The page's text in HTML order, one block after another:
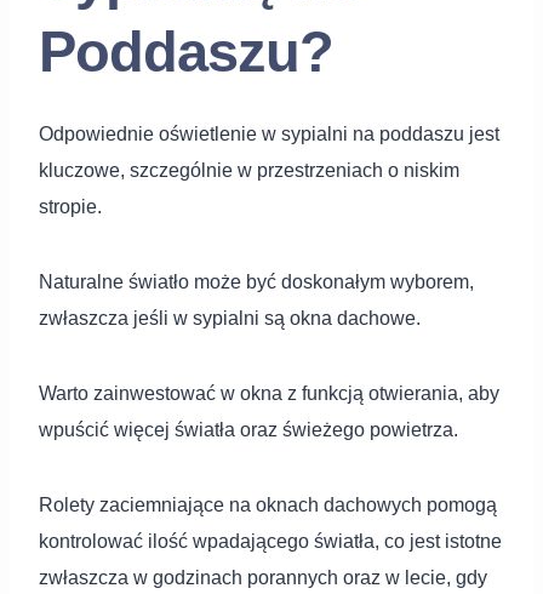
Poddaszu?
Odpowiednie oświetlenie w sypialni na poddaszu jest
kluczowe, szczególnie w przestrzeniach o niskim
stropie.
Naturalne światło może być doskonałym wyborem,
zwłaszcza jeśli w sypialni są okna dachowe.
Warto zainwestować w okna z funkcją otwierania, aby
wpuścić więcej światła oraz świeżego powietrza.
Rolety zaciemniające na oknach dachowych pomogą
kontrolować ilość wpadającego światła, co jest istotne
zwłaszcza w godzinach porannych oraz w lecie, gdy